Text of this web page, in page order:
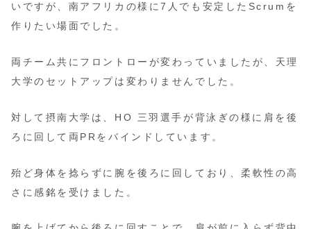
いですが、南アフリカの様に7人でも安定したScrumを
作りたい場面でした。
両チーム共にフロントローが変わっていましたが、天理
大学のセットアップは変わりませんでした。
対して摂南大学は、HO 三羽選手が背泳ぎの様に肩を後
ろに回して両PRをバインドしています。
殆ど身体を捻らずに腕を後ろに回しており、柔軟性の高
さに感銘を受けました。